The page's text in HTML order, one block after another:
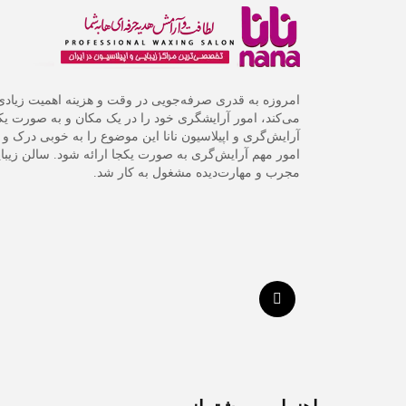
امروزه به قدری صرفه‌جویی در وقت و هزینه اهمیت
می‌کند، امور آرایشگری خود را در یک مکان و به صورت
آرایش‌گری و اپیلاسیون نانا این موضوع را به خوبی درک و
مجرب و مهارت‌دیده مشغول به کار شد.